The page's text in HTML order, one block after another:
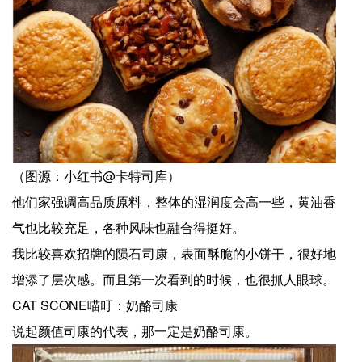
（图源：小红书@卡特司库）
他们家强调高品质原料，整体的湿润度会高一些，黄油香
气也比较充足，各种风味也融合得挺好。
我比较喜欢招牌的陨石司康，表面酥脆的小饼干，很好地
增添了层次感。而且第一次看到的时候，也很抓人眼球。
CAT SCONE喵叮：奶酪司康
说起颜值司康的代表，那一定是奶酪司康。